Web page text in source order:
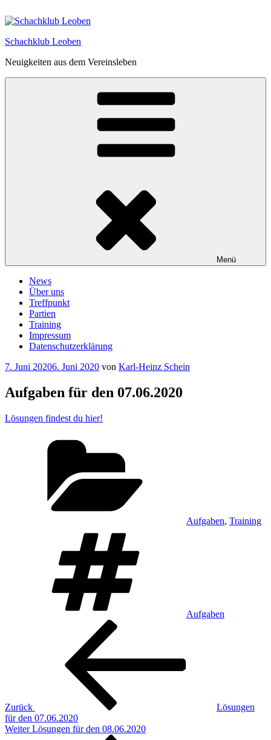
Inhalt
Schachklub Leoben
Neuigkeiten aus dem Vereinsleben
Menü
News
Über uns
Treffpunkt
Partien
Training
Impressum
Datenschutzerklärung
Veröffentlicht
7. Juni 20206. Juni 2020 von Karl-Heinz Schein
Aufgaben für den 07.06.2020
Lösungen findest du hier!
Aufgaben, Training
Aufgaben
Beitragsnavigation
Zurück
Lösungen
für den 07.06.2020
Nächster
Weiter Lösungen für den 08.06.2020